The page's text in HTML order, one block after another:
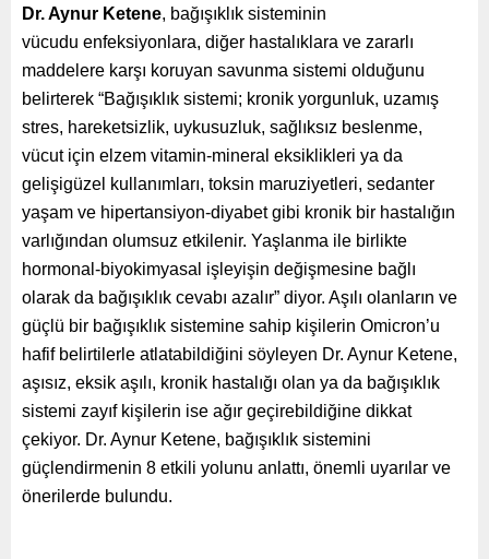
Dr. Aynur Ketene, bağışıklık sisteminin
vücudu enfeksiyonlara, diğer hastalıklara ve zararlı
maddelere karşı koruyan savunma sistemi olduğunu
belirterek “Bağışıklık sistemi; kronik yorgunluk, uzamış
stres, hareketsizlik, uykusuzluk, sağlıksız beslenme,
vücut için elzem vitamin-mineral eksiklikleri ya da
gelişigüzel kullanımları, toksin maruziyetleri, sedanter
yaşam ve hipertansiyon-diyabet gibi kronik bir hastalığın
varlığından olumsuz etkilenir. Yaşlanma ile birlikte
hormonal-biyokimyasal işleyişin değişmesine bağlı
olarak da bağışıklık cevabı azalır” diyor. Aşılı olanların ve
güçlü bir bağışıklık sistemine sahip kişilerin Omicron’u
hafif belirtilerle atlatabildiğini söyleyen Dr. Aynur Ketene,
aşısız, eksik aşılı, kronik hastalığı olan ya da bağışıklık
sistemi zayıf kişilerin ise ağır geçirebildiğine dikkat
çekiyor. Dr. Aynur Ketene, bağışıklık sistemini
güçlendirmenin 8 etkili yolunu anlattı, önemli uyarılar ve
önerilerde bulundu.